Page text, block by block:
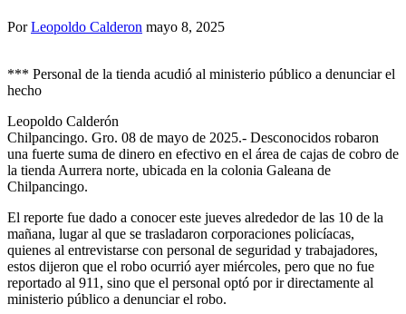
PorLeopoldo Calderon mayo 8, 2025
*** Personal de la tienda acudió al ministerio público a denunciar el
hecho
Leopoldo Calderón
Chilpancingo. Gro. 08 de mayo de 2025.- Desconocidos robaron
una fuerte suma de dinero en efectivo en el área de cajas de cobro de
la tienda Aurrera norte, ubicada en la colonia Galeana de
Chilpancingo.
El reporte fue dado a conocer este jueves alrededor de las 10 de la
mañana, lugar al que se trasladaron corporaciones policíacas,
quienes al entrevistarse con personal de seguridad y trabajadores,
estos dijeron que el robo ocurrió ayer miércoles, pero que no fue
reportado al 911, sino que el personal optó por ir directamente al
ministerio público a denunciar el robo.